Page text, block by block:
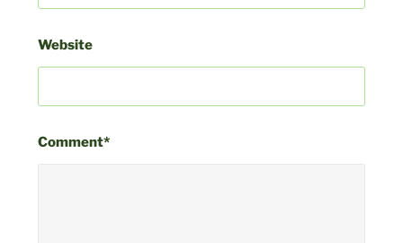
Website
Comment*